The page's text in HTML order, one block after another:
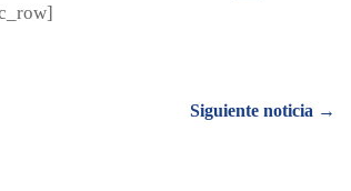
Siguiente noticia →